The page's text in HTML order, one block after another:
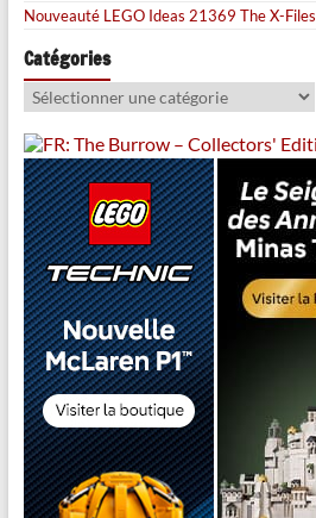
Nouveauté LEGO Ideas 21369 The X-Files
Catégories
Catégories